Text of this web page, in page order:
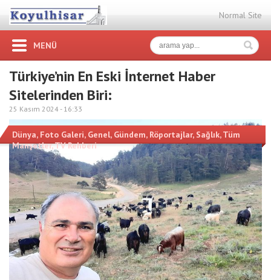
Normal Site
MENÜ
Türkiye’nin En Eski İnternet Haber
Sitelerinden Biri:
25 Kasım 2024 - 16:33
Dünya, Foto Galeri, Genel, Gündem, Röportajlar, Sağlık,Tüm
Manşetler,TV Rehberi